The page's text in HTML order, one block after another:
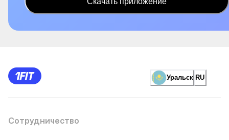
Уральск RU
Сотрудничество